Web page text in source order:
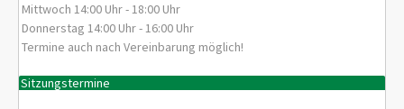
Mittwoch 14:00 Uhr - 18:00 Uhr
Donnerstag 14:00 Uhr - 16:00 Uhr
Termine auch nach Vereinbarung möglich!
Sitzungstermine